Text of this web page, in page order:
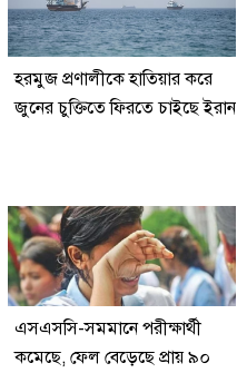
হরমুজ প্রণালীকে হাতিয়ার করে
জুনের চুক্তিতে ফিরতে চাইছে ইরান
এসএসসি-সমমানে পরীক্ষার্থী
কমেছে, ফেল বেড়েছে প্রায় ৯০